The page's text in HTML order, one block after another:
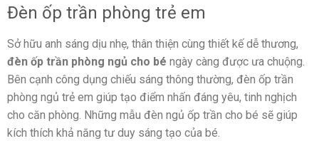
Đèn ốp trần phòng trẻ em
Sở hữu anh sáng dịu nhẹ, thân thiện cùng thiết kế dễ thương,
đèn ốp trần phòng ngủ cho bé ngày càng được ưa chuộng.
Bên cạnh công dụng chiếu sáng thông thường, đèn ốp trần
phòng ngủ trẻ em giúp tạo điểm nhấn đáng yêu, tinh nghịch
cho căn phòng. Những mẫu đèn ngủ ốp trần cho bé sẽ giúp
kích thích khả năng tư duy sáng tạo của bé.